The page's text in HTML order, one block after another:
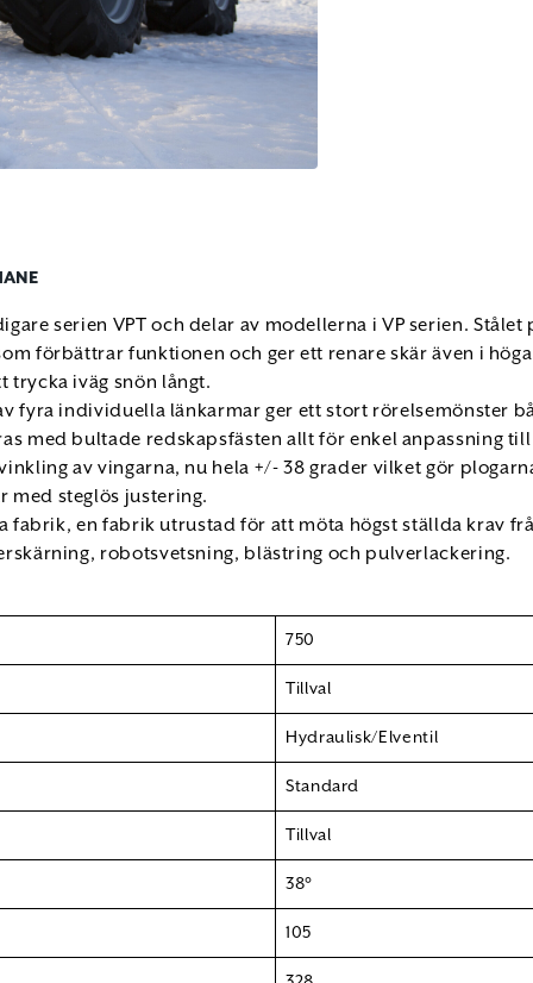
serien VPT och delar av modellerna i VP serien. Stålet
förbättrar funktionen och ger ett renare skär även i
trycka iväg snön långt.
fyra individuella länkarmar ger ett stort rörelsemönster
med bultade redskapsfästen allt för enkel anpassning
av vingarna, nu hela +/- 38 grader vilket gör
med steglös justering.
en fabrik utrustad för att möta högst ställda krav
robotsvetsning, blästring och pulverlackering.
750
Tillval
Hydraulisk/Elventil
Standard
Tillval
38°
105